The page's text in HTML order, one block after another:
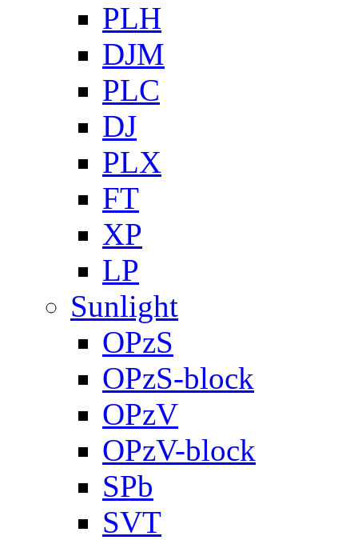
PLH
DJM
PLC
DJ
PLX
FT
XP
LP
Sunlight
OPzS
OPzS-block
OPzV
OPzV-block
SPb
SVT